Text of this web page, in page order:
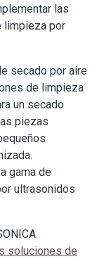
las
limpieza por
secado por aire
de limpieza
un secado
piezas
gama de
ultrasonidos
soluciones de